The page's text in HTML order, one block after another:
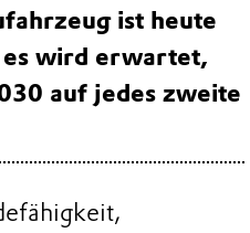
ist heute
wird erwartet,
auf jedes zweite